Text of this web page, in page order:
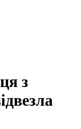
з